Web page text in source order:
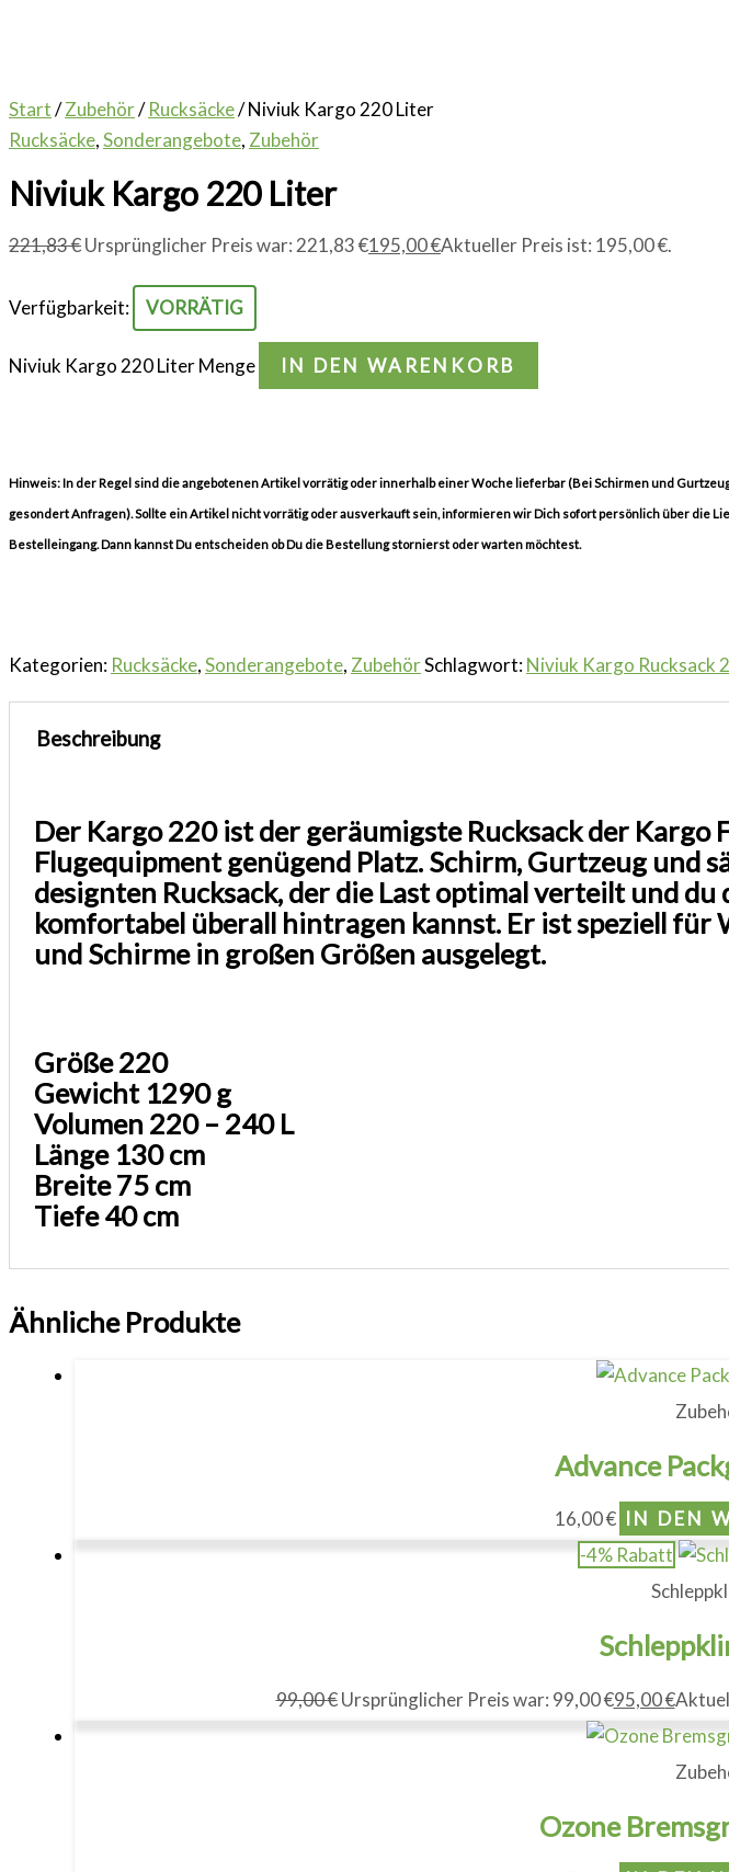
Start/Zubehör/Rucksäcke/ Niviuk Kargo 220 Liter
Rucksäcke,Sonderangebote, Zubehör
Niviuk Kargo 220 Liter
221,83€Ursprünglicher Preis war: 221,83 €195,00€Aktueller Preis ist: 195,00 €.
Verfügbarkeit: VORRÄTIG
Niviuk Kargo 220 Liter Menge IN DEN WARENKORB
Hinweis: In der Regel sind die angebotenen Artikel vorrätig oder innerhalb einer Woche lieferbar (Bei Schirmen und
gesondert Anfragen). Sollte ein Artikel nicht vorrätig oder ausverkauft sein, informieren wir Dich sofort persönlich über die
Bestelleingang. Dann kannst Du entscheiden ob Du die Bestellung stornierst oder warten möchtest.
Kategorien: Rucksäcke,Sonderangebote, ZubehörSchlagwort:Niviuk Kargo Rucksack
Beschreibung
Der Kargo 220 ist der geräumigste Rucksack der
Flugequipment genügend Platz. Schirm, Gurtzeug und
designten Rucksack, der die Last optimal verteilt und
komfortabel überall hintragen kannst. Er ist speziell
und Schirme in großen Größen ausgelegt.
Größe 220
Gewicht 1290 g
Volumen 220 – 240 L
Länge 130 cm
Breite 75 cm
Tiefe 40 cm
Ähnliche Produkte
Advance
16,00€ IN DEN
-4% Rabatt
99,00€ Ursprünglicher Preis war: 99,00 €95,00€
Ozone